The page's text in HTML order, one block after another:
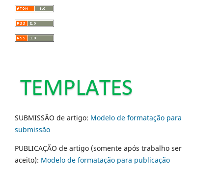
SUBMISSÃO de artigo: Modelo de formatação para
submissão
PUBLICAÇÃO de artigo (somente após trabalho ser
aceito): Modelo de formatação para publicação